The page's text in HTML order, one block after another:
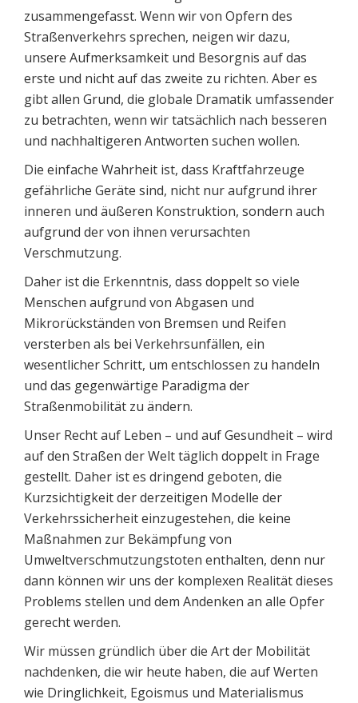
zusammengefasst. Wenn wir von Opfern des
Straßenverkehrs sprechen, neigen wir dazu,
unsere Aufmerksamkeit und Besorgnis auf das
erste und nicht auf das zweite zu richten. Aber es
gibt allen Grund, die globale Dramatik umfassender
zu betrachten, wenn wir tatsächlich nach besseren
und nachhaltigeren Antworten suchen wollen.
Die einfache Wahrheit ist, dass Kraftfahrzeuge
gefährliche Geräte sind, nicht nur aufgrund ihrer
inneren und äußeren Konstruktion, sondern auch
aufgrund der von ihnen verursachten
Verschmutzung.
Daher ist die Erkenntnis, dass doppelt so viele
Menschen aufgrund von Abgasen und
Mikrorückständen von Bremsen und Reifen
versterben als bei Verkehrsunfällen, ein
wesentlicher Schritt, um entschlossen zu handeln
und das gegenwärtige Paradigma der
Straßenmobilität zu ändern.
Unser Recht auf Leben – und auf Gesundheit – wird
auf den Straßen der Welt täglich doppelt in Frage
gestellt. Daher ist es dringend geboten, die
Kurzsichtigkeit der derzeitigen Modelle der
Verkehrssicherheit einzugestehen, die keine
Maßnahmen zur Bekämpfung von
Umweltverschmutzungstoten enthalten, denn nur
dann können wir uns der komplexen Realität dieses
Problems stellen und dem Andenken an alle Opfer
gerecht werden.
Wir müssen gründlich über die Art der Mobilität
nachdenken, die wir heute haben, die auf Werten
wie Dringlichkeit, Egoismus und Materialismus